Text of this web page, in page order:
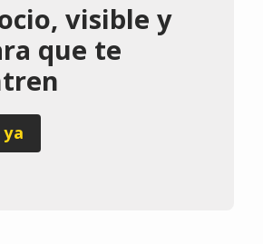
visible y
que te